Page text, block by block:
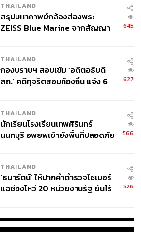
THAILAND
สรุปมหากาพย์กล้องส่องพระ
ZEISS Blue Marine จากสัญญา
จ่ายหนี้-แอบระบุแบรนด์
645
THAILAND
กองปราบฯ สอบเข้ม ‘อดีตอธิบดี
สถ.’ คดีทุจริตสอบท้องถิ่น แจ้ง 6
627
THAILAND
นักเรียนโรงเรียนเทพศิรินทร์
นนทบุรี อพยพเข้ายังพื้นที่ปลอดภัย
566
THAILAND
‘ธนารัตน์’ ให้ปากคำตำรวจไซเบอร์
แฉช่องโหว่ 20 หน่วยงานรัฐ ยันไร้
526